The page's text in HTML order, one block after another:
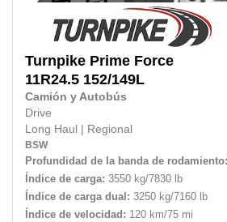
Turnpike Prime Force
11R24.5 152/149L
Camión y Autobús
Drive
Long Haul
Regional
BSW
Profundidad de la banda de rodamiento:
Índice de carga: 3550 kg/7830 lb
Índice de carga dual: 3250 kg/7160 lb
Índice de velocidad: 120 km/75 mi